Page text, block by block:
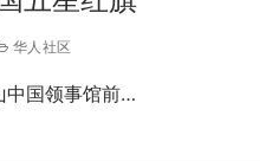
华人社区
中国领事馆前…